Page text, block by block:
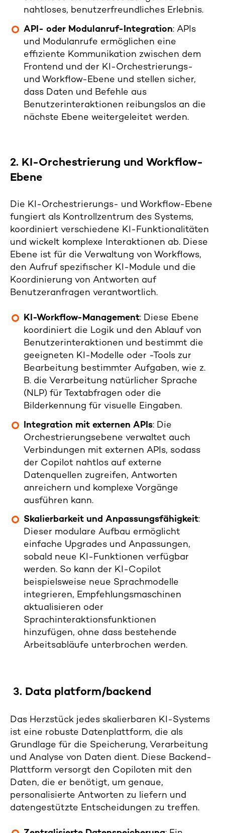
nahtloses, benutzerfreundliches Erlebnis.
API- oder Modulanruf-Integration: APIs
und Modulanrufe ermöglichen eine
effiziente Kommunikation zwischen dem
Frontend und der KI-Orchestrierungs-
und Workflow-Ebene und stellen sicher,
dass Daten und Befehle aus
Benutzerinteraktionen reibungslos an die
nächste Ebene weitergeleitet werden.
2. KI-Orchestrierung und Workflow-
Ebene
Die KI-Orchestrierungs- und Workflow-Ebene
fungiert als Kontrollzentrum des Systems,
koordiniert verschiedene KI-Funktionalitäten
und wickelt komplexe Interaktionen ab. Diese
Ebene ist für die Verwaltung von Workflows,
den Aufruf spezifischer KI-Module und die
Koordinierung von Antworten auf
Benutzeranfragen verantwortlich.
KI-Workflow-Management: Diese Ebene
koordiniert die Logik und den Ablauf von
Benutzerinteraktionen und bestimmt die
geeigneten KI-Modelle oder -Tools zur
Bearbeitung bestimmter Aufgaben, wie z.
B. die Verarbeitung natürlicher Sprache
(NLP) für Textabfragen oder die
Bilderkennung für visuelle Eingaben.
Integration mit externen APIs: Die
Orchestrierungsebene verwaltet auch
Verbindungen mit externen APIs, sodass
der Copilot nahtlos auf externe
Datenquellen zugreifen, Antworten
anreichern und komplexe Vorgänge
ausführen kann.
Skalierbarkeit und Anpassungsfähigkeit:
Dieser modulare Aufbau ermöglicht
einfache Upgrades und Anpassungen,
sobald neue KI-Funktionen verfügbar
werden. So kann der KI-Copilot
beispielsweise neue Sprachmodelle
integrieren, Empfehlungsmaschinen
aktualisieren oder
Sprachinteraktionsfunktionen
hinzufügen, ohne dass bestehende
Arbeitsabläufe unterbrochen werden.
3. Data platform/backend
Das Herzstück jedes skalierbaren KI-Systems
ist eine robuste Datenplattform, die als
Grundlage für die Speicherung, Verarbeitung
und Analyse von Daten dient. Diese Backend-
Plattform versorgt den Copiloten mit den
Daten, die er benötigt, um genaue,
personalisierte Antworten zu liefern und
datengestützte Entscheidungen zu treffen.